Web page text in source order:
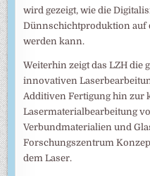
wird gezeigt, wie die
Dünnschichtproduktion auf
werden kann.
Weiterhin zeigt das LZH die
innovativen
Additiven Fertigung hin zur
Lasermaterialbearbeitung
Verbundmaterialien und
Forschungszentrum
dem Laser.